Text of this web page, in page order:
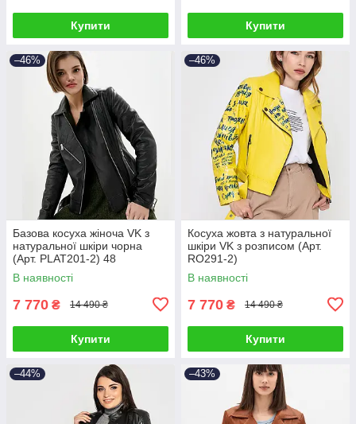
Купити Купити
–46%
Базова косуха жіноча VK з
натуральної шкіри чорна
(Арт. PLAT201-2) 48
В наявності
7 770 ₴ 14 490 ₴
Купити
–46%
Косуха жовта з натуральної
шкіри VK з розписом (Арт.
RO291-2)
В наявності
7 770 ₴ 14 490 ₴
Купити
–44% –43%